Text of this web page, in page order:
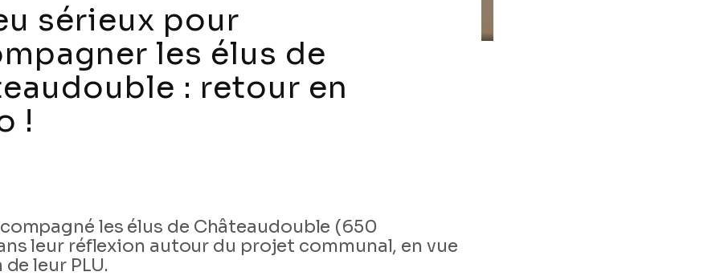
sérieux pour
les élus de
: retour en
!
les élus de Châteaudouble (650
leur réflexion autour du projet communal, en vue
leur PLU.